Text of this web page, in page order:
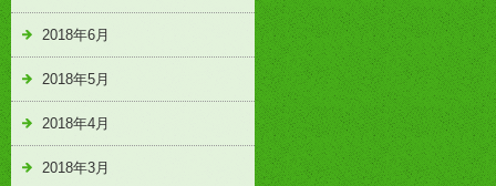
2018年6月
2018年5月
2018年4月
2018年3月